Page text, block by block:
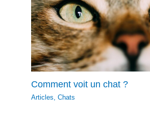
Comment voit un chat ?
Articles ,Chats